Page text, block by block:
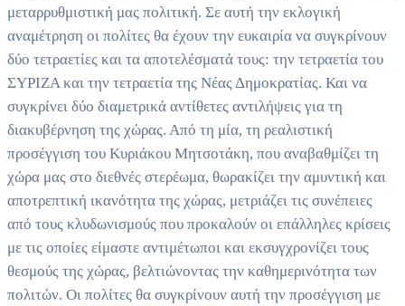
μεταρρυθμιστική μας πολιτική. Σε αυτή την εκλογική
αναμέτρηση οι πολίτες θα έχουν την ευκαιρία να συγκρίνουν
δύο τετραετίες και τα αποτελέσματά τους: την τετραετία του
ΣΥΡΙΖΑ και την τετραετία της Νέας Δημοκρατίας. Και να
συγκρίνει δύο διαμετρικά αντίθετες αντιλήψεις για τη
διακυβέρνηση της χώρας. Από τη μία, τη ρεαλιστική
προσέγγιση του Κυριάκου Μητσοτάκη, που αναβαθμίζει τη
χώρα μας στο διεθνές στερέωμα, θωρακίζει την αμυντική και
αποτρεπτική ικανότητα της χώρας, μετριάζει τις συνέπειες
από τους κλυδωνισμούς που προκαλούν οι επάλληλες κρίσεις
με τις οποίες είμαστε αντιμέτωποι και εκσυγχρονίζει τους
θεσμούς της χώρας, βελτιώνοντας την καθημερινότητα των
πολιτών. Οι πολίτες θα συγκρίνουν αυτή την προσέγγιση με